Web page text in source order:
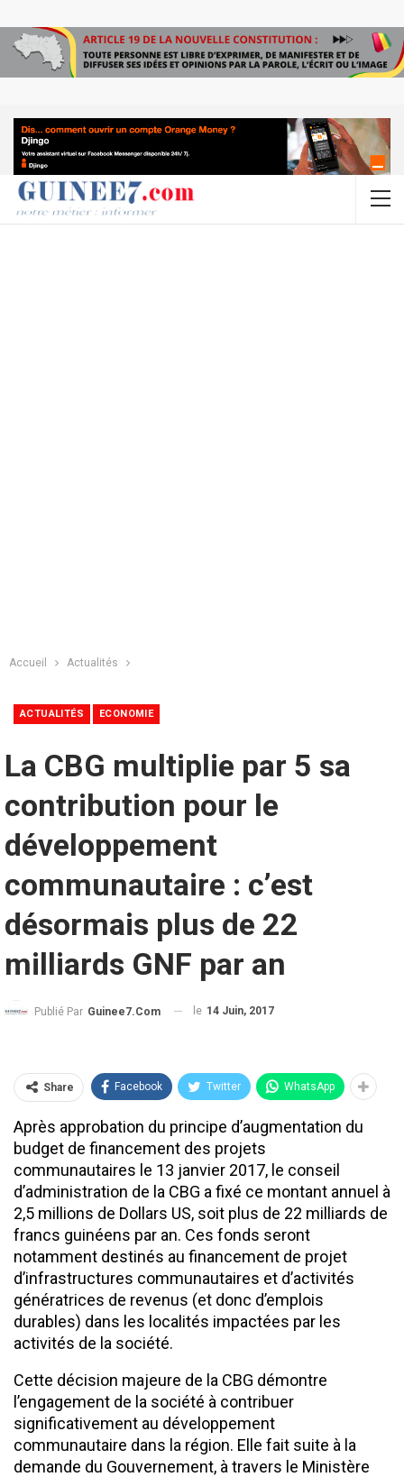
Accueil Actualités
ACTUALITÉS ECONOMIE
La CBG multiplie par 5 sa
contribution pour le
développement
communautaire : c’est
désormais plus de 22
milliards GNF par an
Publié Par Guinee7.com le 14 Juin, 2017
Share Facebook Twitter WhatsApp
Après approbation du principe d’augmentation du
budget de financement des projets
communautaires le 13 janvier 2017, le conseil
d’administration de la CBG a fixé ce montant annuel à
2,5 millions de Dollars US, soit plus de 22 milliards de
francs guinéens par an. Ces fonds seront
notamment destinés au financement de projet
d’infrastructures communautaires et d’activités
génératrices de revenus (et donc d’emplois
durables) dans les localités impactées par les
activités de la société.
Cette décision majeure de la CBG démontre
l’engagement de la société à contribuer
significativement au développement
communautaire dans la région. Elle fait suite à la
demande du Gouvernement, à travers le Ministère